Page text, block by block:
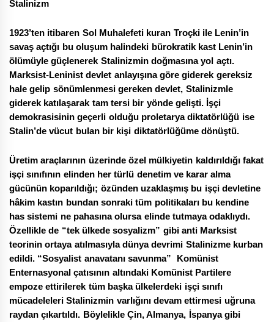
Stalinizm
1923’ten itibaren Sol Muhalefeti kuran Troçki ile Lenin’in
savaş açtığı bu oluşum halindeki bürokratik kast Lenin’in
ölümüyle güçlenerek Stalinizmin doğmasına yol açtı.
Marksist-Leninist devlet anlayışına göre giderek gereksiz
hale gelip sönümlenmesi gereken devlet, Stalinizmle
giderek katılaşarak tam tersi bir yönde gelişti. İşçi
demokrasisinin geçerli olduğu proletarya diktatörlüğü ise
Stalin’de vücut bulan bir kişi diktatörlüğüme dönüştü.
Üretim araçlarının üzerinde özel mülkiyetin kaldırıldığı fakat
işçi sınıfının elinden her türlü denetim ve karar alma
gücünün koparıldığı; özünden uzaklaşmış bu işçi devletine
hâkim kastın bundan sonraki tüm politikaları bu kendine
has sistemi ne pahasına olursa elinde tutmaya odaklıydı.
Özellikle de “tek ülkede sosyalizm” gibi anti Marksist
teorinin ortaya atılmasıyla dünya devrimi Stalinizme kurban
edildi. “Sosyalist anavatanı savunma” Komünist
Enternasyonal çatısının altındaki Komünist Partilere
empoze ettirilerek tüm başka ülkelerdeki işçi sınıfı
mücadeleleri Stalinizmin varlığını devam ettirmesi uğruna
raydan çıkartıldı. Böylelikle Çin, Almanya, İspanya gibi